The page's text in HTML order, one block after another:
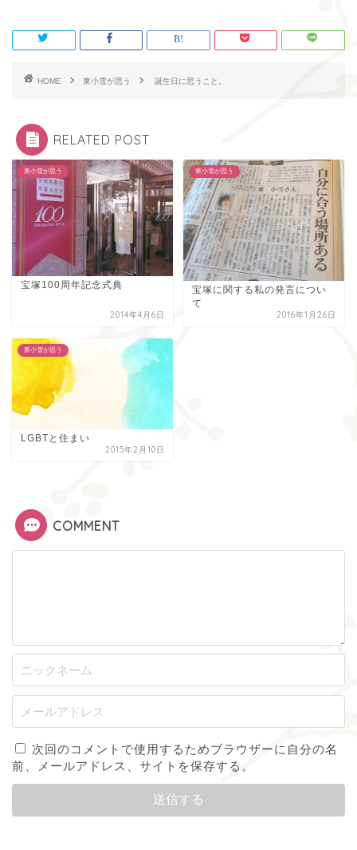
HOME 東小雪が思う 誕生日に思うこと。
RELATED POST
東小雪が思う
宝塚100周年記念式典
2014年4月6日
東小雪が思う
宝塚に関する私の発言につい
て
2016年1月26日
東小雪が思う
LGBTと住まい
2015年2月10日
COMMENT
次回のコメントで使用するためブラウザーに自分の名
前、メールアドレス、サイトを保存する。